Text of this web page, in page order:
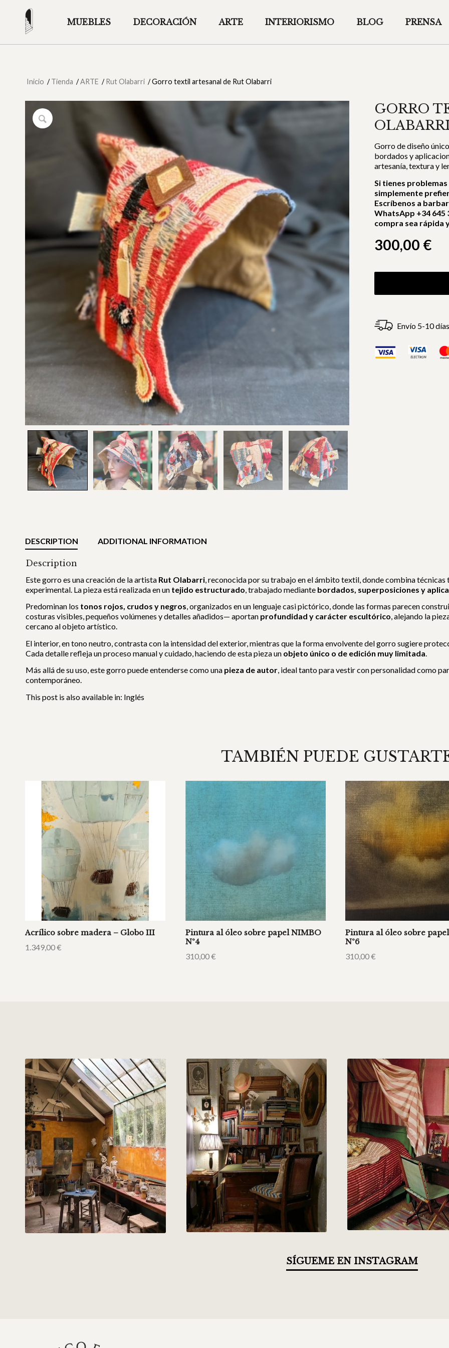
MUEBLES DECORACIÓN ARTE INTERIORISMO BLOG PRENSA
Inicio / Tienda /ARTE / Rut Olabarri /Gorro textil artesanal de Rut Olabarri
GORRO
Gorro de diseño
bordados y
artesanía, textura y
Si tienes
simplemente
Escríbenos a
WhatsApp +34 645
compra sea rápida
300,00 €
Envío 5-10 días
DESCRIPTION ADDITIONAL INFORMATION
Description
Este gorro es una creación de la artista Rut Olabarri , reconocida por su trabajo en el ámbito textil, donde combina
experimental. La pieza está realizada en un tejido estructurado , trabajado mediante bordados, superposiciones y
Predominan los tonos rojos, crudos y negros, organizados en un lenguaje casi pictórico, donde las formas parecen
costuras visibles, pequeños volúmenes y detalles añadidos— aportan profundidad y carácter escultórico, alejando la
cercano al objeto artístico.
El interior, en tono neutro, contrasta con la intensidad del exterior, mientras que la forma envolvente del gorro sugiere
Cada detalle refleja un proceso manual y cuidado, haciendo de esta pieza un objeto único o de edición muy limitada
Más allá de su uso, este gorro puede entenderse como una pieza de autor, ideal tanto para vestir con personalidad como
contemporáneo.
This post is also available in: Inglés
TAMBIÉN PUEDE
Acrílico sobre madera – Globo III
1.349,00€
Pintura al óleo sobre papel NIMBO
Nº4
310,00€
Pintura al óleo sobre
Nº6
310,00€
SÍGUEME EN INSTAGRAM